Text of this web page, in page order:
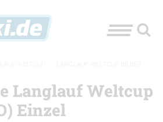
Langlauf Weltcup
Einzel